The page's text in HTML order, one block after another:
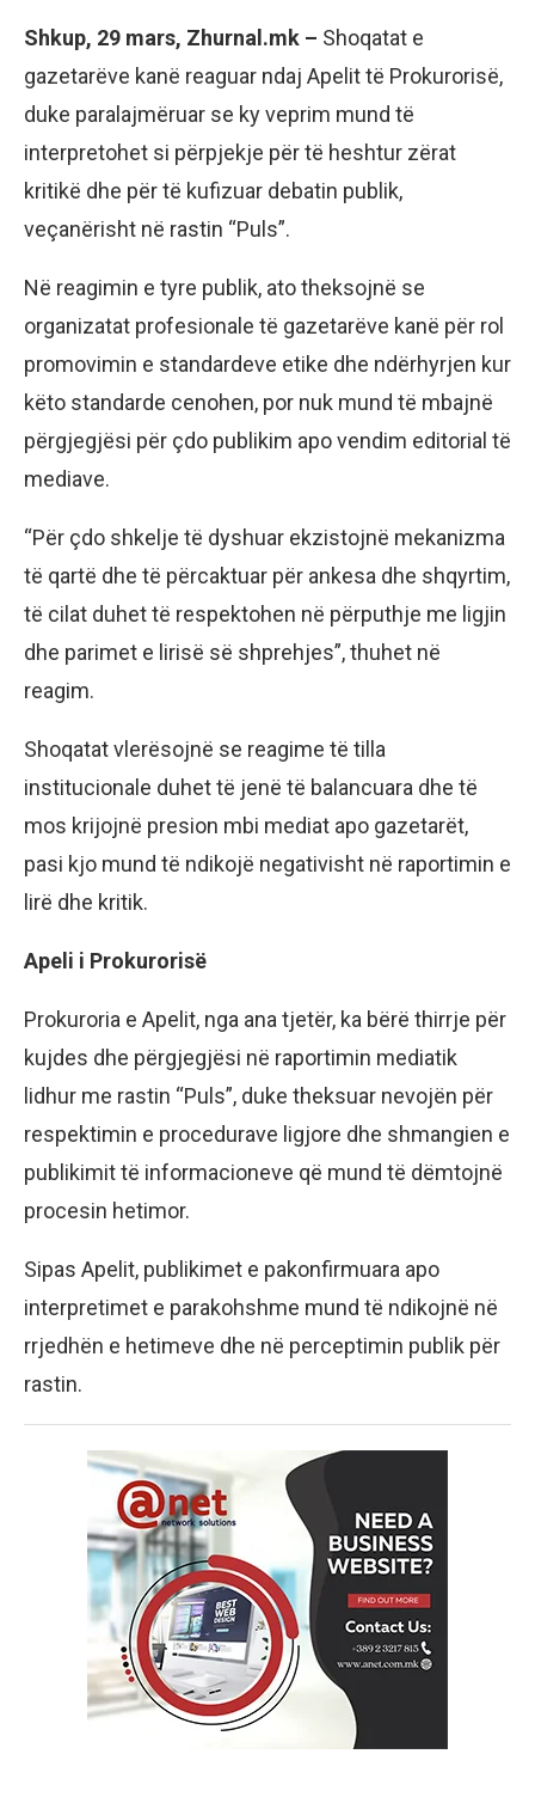
Shkup, 29 mars, Zhurnal.mk – Shoqatat e
gazetarëve kanë reaguar ndaj Apelit të Prokurorisë,
duke paralajmëruar se ky veprim mund të
interpretohet si përpjekje për të heshtur zërat
kritikë dhe për të kufizuar debatin publik,
veçanërisht në rastin “Puls”.
Në reagimin e tyre publik, ato theksojnë se
organizatat profesionale të gazetarëve kanë për rol
promovimin e standardeve etike dhe ndërhyrjen kur
këto standarde cenohen, por nuk mund të mbajnë
përgjegjësi për çdo publikim apo vendim editorial të
mediave.
“Për çdo shkelje të dyshuar ekzistojnë mekanizma
të qartë dhe të përcaktuar për ankesa dhe shqyrtim,
të cilat duhet të respektohen në përputhje me ligjin
dhe parimet e lirisë së shprehjes”, thuhet në
reagim.
Shoqatat vlerësojnë se reagime të tilla
institucionale duhet të jenë të balancuara dhe të
mos krijojnë presion mbi mediat apo gazetarët,
pasi kjo mund të ndikojë negativisht në raportimin e
lirë dhe kritik.
Apeli i Prokurorisë
Prokuroria e Apelit, nga ana tjetër, ka bërë thirrje për
kujdes dhe përgjegjësi në raportimin mediatik
lidhur me rastin “Puls”, duke theksuar nevojën për
respektimin e procedurave ligjore dhe shmangien e
publikimit të informacioneve që mund të dëmtojnë
procesin hetimor.
Sipas Apelit, publikimet e pakonfirmuara apo
interpretimet e parakohshme mund të ndikojnë në
rrjedhën e hetimeve dhe në perceptimin publik për
rastin.